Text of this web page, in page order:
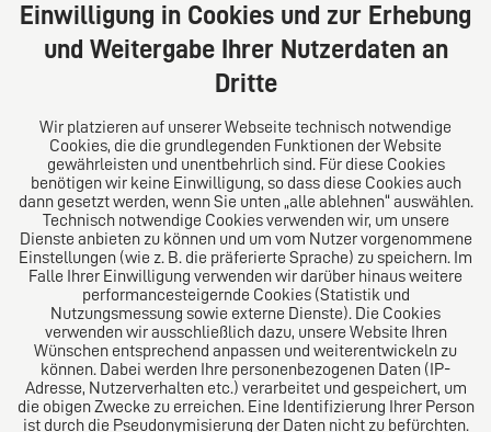
20354 Hamburg
Deutschland
Tel: +49 (0) 40 41352231
Über uns
Das Kanzlei-Vertrauensnetzwerk. Aus Europa für die
Welt. Für den erfolgreichen Mittelstand.
Folgen Sie uns auf
Das europäische Kanzlei-Netzwerk
Einwilligung in Cookies und zur Erhebung
und Weitergabe Ihrer Nutzerdaten an
Dritte
Wir platzieren auf unserer Webseite technisch notwendige
Cookies, die die grundlegenden Funktionen der Website
gewährleisten und unentbehrlich sind. Für diese Cookies
benötigen wir keine Einwilligung, so dass diese Cookies auch
dann gesetzt werden, wenn Sie unten „alle ablehnen“ auswählen.
Technisch notwendige Cookies verwenden wir, um unsere
Dienste anbieten zu können und um vom Nutzer vorgenommene
Einstellungen (wie z. B. die präferierte Sprache) zu speichern. Im
Falle Ihrer Einwilligung verwenden wir darüber hinaus weitere
performancesteigernde Cookies (Statistik und
Nutzungsmessung sowie externe Dienste). Die Cookies
verwenden wir ausschließlich dazu, unsere Website Ihren
Wünschen entsprechend anpassen und weiterentwickeln zu
können. Dabei werden Ihre personenbezogenen Daten (IP-
Adresse, Nutzerverhalten etc.) verarbeitet und gespeichert, um
die obigen Zwecke zu erreichen. Eine Identifizierung Ihrer Person
ist durch die Pseudonymisierung der Daten nicht zu befürchten.